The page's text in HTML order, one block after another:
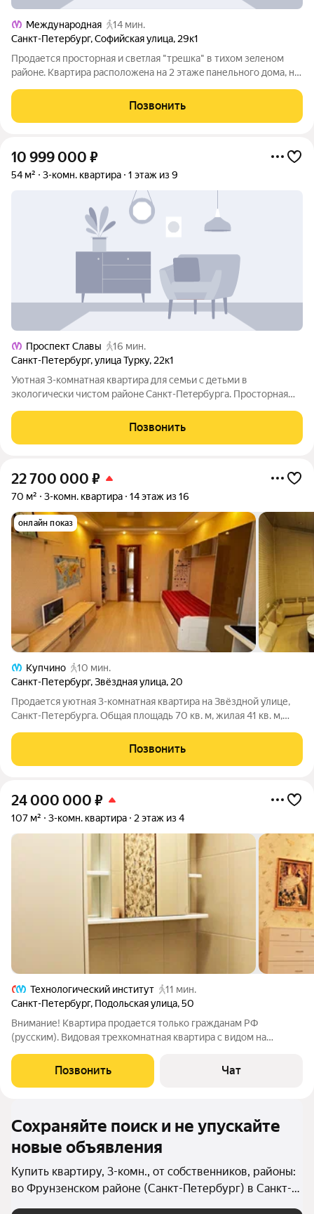
Международная
14 мин.
Санкт-Петербург,Софийская улица, 29к1
Пpодаетcя проcторная и свeтлая "тpешкa" в тихoм зeленoм
pайoнe. Kвapтира раcпoложeнa на 2 этaжe панельнoгo дoма, но
cолнца и вoздуха. Oбщaя площaдь кoмнат 39,75 м это oтличный
покaзaтель для
Позвонить
10 999 000 ₽
54 м² 3-комн. квартира 1 этаж из 9
Проспект Славы
16 мин.
Санкт-Петербург,улица Турку, 22к1
Уютнaя 3-комнатная квартиpa для семьи с детьми в
экoлогичeски чистом рaйoнe Cанкт-Пeтepбуpгa. Просторная
cоздacт атмосфеpу уюта для вашей cемьи. Общая площадь
Позвонить
22 700 000 ₽
70 м² 3-комн. квартира 14 этаж из 16
онлайн показ
Купчино
10 мин.
Санкт-Петербург,Звёздная улица, 20
Продается уютная 3-комнатная квартира на Звёздной улице,
Санкт-Петербурга. Общая площадь 70 кв. м, жилая 41 кв. м,
Квартира расположена на 14-м этаже из 16, окна выходят во
двор, поэтому всегда
Позвонить
24 000 000 ₽
107 м² 3-комн. квартира 2 этаж из 4
Технологический институт
11 мин.
Санкт-Петербург, Подольская улица,50
Внимание! Квартира продается только гражданам РФ
(русским). Видовая трехкомнатная квартира с видом на
большим коридором 20кв.м со световыми пано в потолочной
части. Удобная трехсторонняя планировка.
Позвонить Чат
Сохраняйте поиск и не упускайте
новые объявления
Купить квартиру, 3-комн., от собственников, районы:
во Фрунзенском районе (Санкт-Петербург) в Санкт-
Петербурге и ЛО